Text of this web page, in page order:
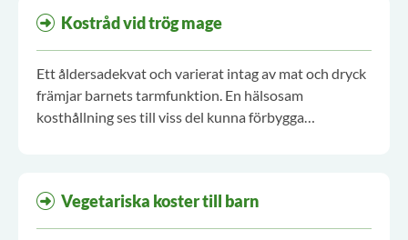
Kostråd vid trög mage
Ett åldersadekvat och varierat intag av mat och dryck
främjar barnets tarmfunktion. En hälsosam
kosthållning ses till viss del kunna förbygga
Vegetariska koster till barn